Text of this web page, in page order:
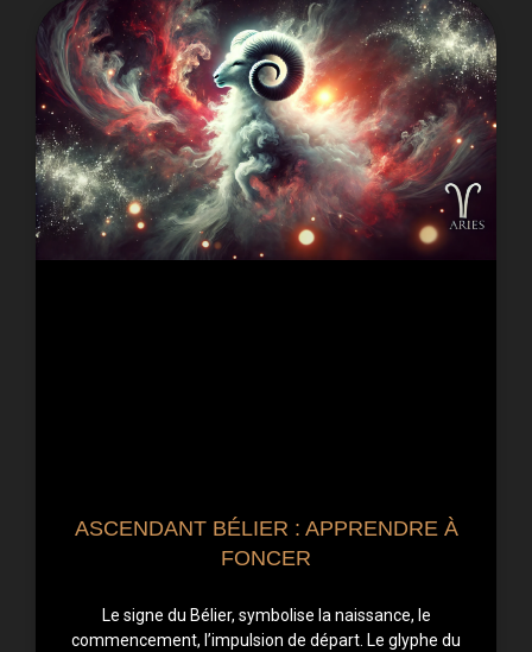
ASCENDANT BÉLIER : APPRENDRE À
FONCER
Le signe du Bélier, symbolise la naissance, le
commencement, l’impulsion de départ. Le glyphe du